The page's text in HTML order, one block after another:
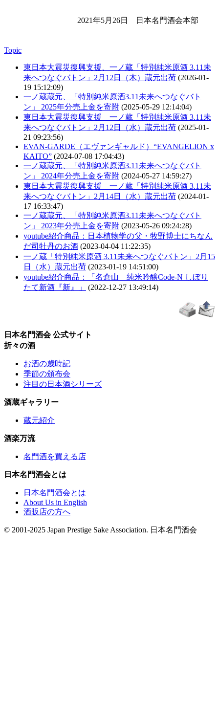
2021年5月26日 日本名門酒会本部
Topic
東日本大震災復興支援、一ノ蔵「特別純米原酒 3.11未
来へつなぐバトン」2月12日（木）蔵元出荷 (2026-01-
19 15:12:09)
一ノ蔵蔵元、「特別純米原酒3.11未来へつなぐバト
ン」 2025年分売上金を寄附 (2025-05-29 12:14:04)
東日本大震災復興支援 一ノ蔵「特別純米原酒 3.11未
来へつなぐバトン」2月12日（水）蔵元出荷 (2025-01-
21 09:23:56)
EVAN-GARDE（エヴァンギャルド）“EVANGELION x
KAITO” (2024-07-08 17:04:43)
一ノ蔵蔵元、「特別純米原酒3.11未来へつなぐバト
ン」 2024年分売上金を寄附 (2024-05-27 14:59:27)
東日本大震災復興支援 一ノ蔵「特別純米原酒 3.11未
来へつなぐバトン」2月14日（水）蔵元出荷 (2024-01-
17 16:33:47)
一ノ蔵蔵元、「特別純米原酒3.11未来へつなぐバト
ン」 2023年分売上金を寄附 (2023-05-26 09:24:28)
youtube紹介商品：日本植物学の父・牧野博士にちなん
だ司牡丹のお酒 (2023-04-04 11:22:35)
一ノ蔵「特別純米原酒 3.11未来へつなぐバトン」2月15
日（水）蔵元出荷 (2023-01-19 14:51:00)
youtube紹介商品：「名倉山 純米吟醸Code-N しぼり
たて新酒『新』」
(2022-12-27 13:49:14)
日本名門酒会 公式サイト
折々の酒
お酒の歳時記
季節の頒布会
注目の日本酒シリーズ
酒蔵ギャラリー
蔵元紹介
酒楽万流
名門酒を買える店
日本名門酒会とは
日本名門酒会とは
About Us in English
酒販店の方へ
© 2001-2025 Japan Prestige Sake Association. 日本名門酒会